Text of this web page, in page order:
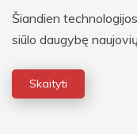
Šiandien
siūlo daugybę
Skaityti